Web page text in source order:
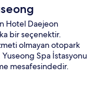
Hotel Daejeon
bir seçenektir.
olmayan otopark
Yuseong Spa İstasyonu
mesafesindedir.